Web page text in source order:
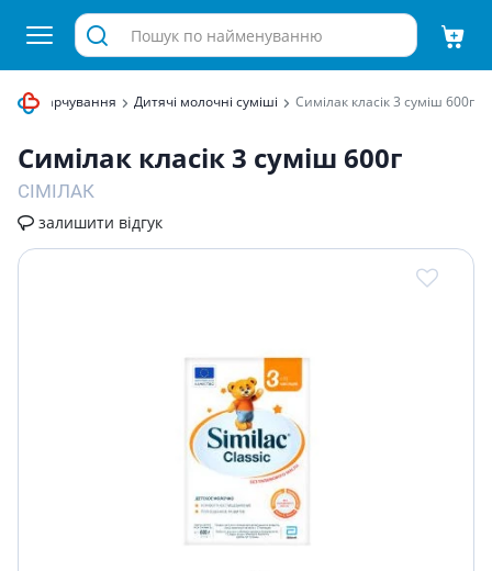
харчування Дитячі молочні суміші Симiлак класiк 3 сумiш 600г
Симiлак класiк 3 сумiш 600г
СІМІЛАК
залишити відгук